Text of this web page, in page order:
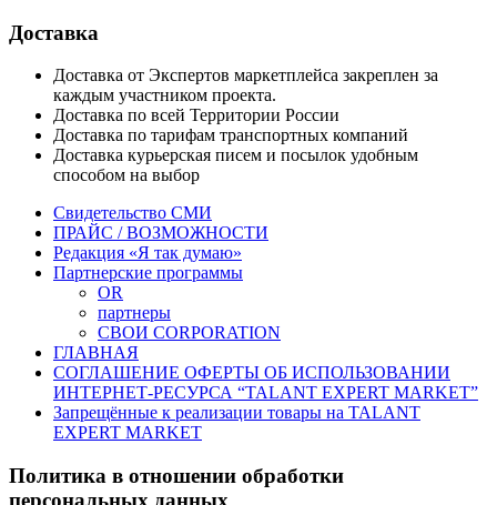
Доставка
Доставка от Экспертов маркетплейса закреплен за
каждым участником проекта.
Доставка по всей Территории России
Доставка по тарифам транспортных компаний
Доставка курьерская писем и посылок удобным
способом на выбор
Свидетельство СМИ
ПРАЙС / ВОЗМОЖНОСТИ
Редакция «Я так думаю»
Партнерские программы
OR
партнеры
СВОИ CORPORATION
ГЛАВНАЯ
СОГЛАШЕНИЕ ОФЕРТЫ ОБ ИСПОЛЬЗОВАНИИ
ИНТЕРНЕТ-РЕСУРСА “TALANT EXPERT MARKET”
Запрещённые к реализации товары на TALANT
EXPERT MARKET
Политика в отношении обработки
персональных данных